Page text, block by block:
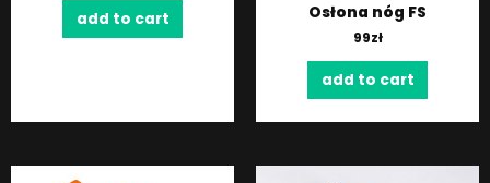
add to cart Osłona nóg FS
99zł
add to cart